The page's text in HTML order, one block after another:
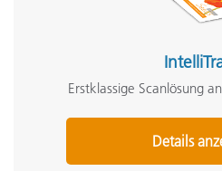
Erstklassige Scanlösung
Details